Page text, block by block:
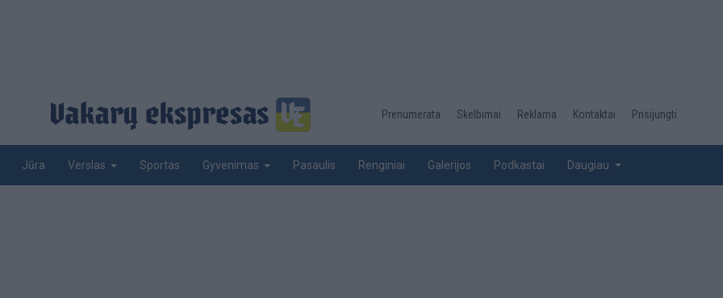
Desktop
top
Prenumerata Skelbimai Reklama Kontaktai Prisijungti
Jūra Verslas Sportas Gyvenimas Pasaulis Renginiai Galerijos Podkastai Daugiau